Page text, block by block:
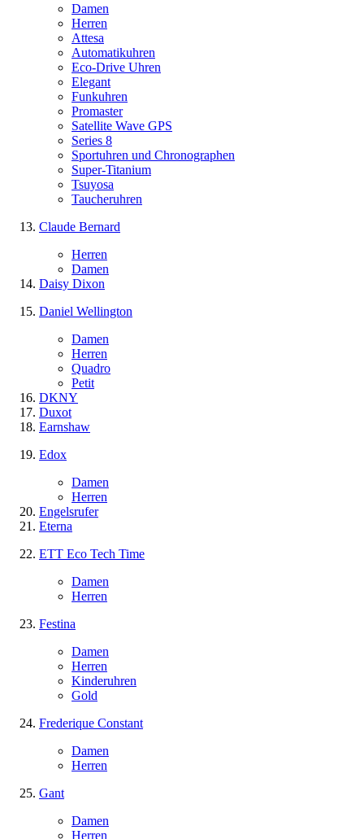
Damen
Herren
Attesa
Automatikuhren
Eco-Drive Uhren
Elegant
Funkuhren
Promaster
Satellite Wave GPS
Series 8
Sportuhren und Chronographen
Super-Titanium
Tsuyosa
Taucheruhren
Claude Bernard
Herren
Damen
Daisy Dixon
Daniel Wellington
Damen
Herren
Quadro
Petit
DKNY
Duxot
Earnshaw
Edox
Damen
Herren
Engelsrufer
Eterna
ETT Eco Tech Time
Damen
Herren
Festina
Damen
Herren
Kinderuhren
Gold
Frederique Constant
Damen
Herren
Gant
Damen
Herren